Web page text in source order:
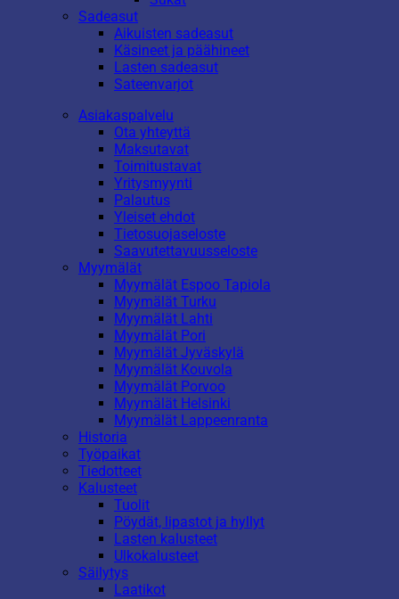
Sadeasut
Aikuisten sadeasut
Käsineet ja päähineet
Lasten sadeasut
Sateenvarjot
Asiakaspalvelu
Ota yhteyttä
Maksutavat
Toimitustavat
Yritysmyynti
Palautus
Yleiset ehdot
Tietosuojaseloste
Saavutettavuusseloste
Myymälät
Myymälät Espoo Tapiola
Myymälät Turku
Myymälät Lahti
Myymälät Pori
Myymälät Jyväskylä
Myymälät Kouvola
Myymälät Porvoo
Myymälät Helsinki
Myymälät Lappeenranta
Historia
Työpaikat
Tiedotteet
Kalusteet
Tuolit
Pöydät, lipastot ja hyllyt
Lasten kalusteet
Ulkokalusteet
Säilytys
Laatikot